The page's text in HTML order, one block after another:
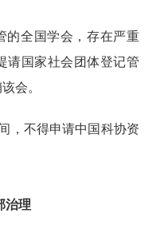
的全国学会，存在严重
请国家社会团体登记管
会。
，不得申请中国科协资
治理